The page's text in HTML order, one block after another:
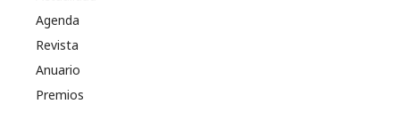
Agenda
Revista
Anuario
Premios